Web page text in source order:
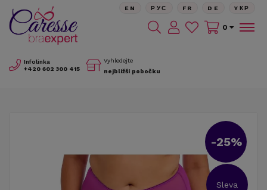
Infolinka
+420 602 300 415
Vyhledejte
nejbližší pobočku
EN РУС FR DE YКР
0
-25%
Sleva